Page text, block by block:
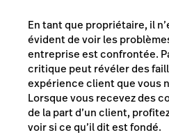
En tant que propriétaire, il
évident de voir les
entreprise est confrontée.
critique peut révéler des
expérience client que vous
Lorsque vous recevez des
de la part d’un client,
voir si ce qu’il dit est fondé.